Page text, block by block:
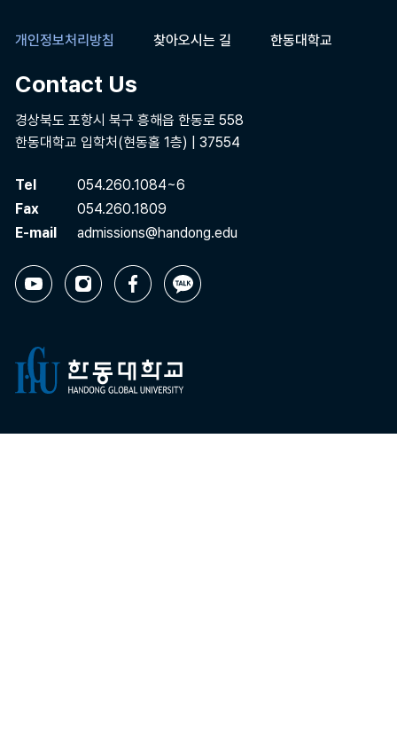
개인정보처리방침 찾아오시는 길 한동대학교
Contact Us
경상북도 포항시 북구 흥해읍 한동로 558
한동대학교 입학처(현동홀 1층) | 37554
Tel
054.260.1084~6
Fax
054.260.1809
E-mail
admissions@handong.edu